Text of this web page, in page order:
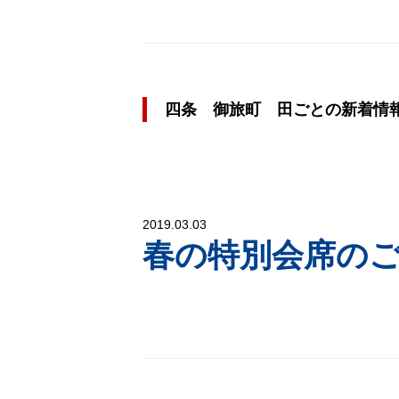
四条 御旅町 田ごとの新着情
2019.03.03
春の特別会席の